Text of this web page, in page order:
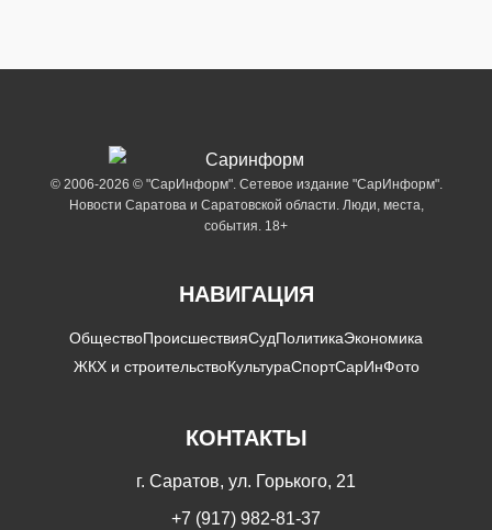
© 2006-2026 © "СарИнформ". Сетевое издание "СарИнформ".
Новости Саратова и Саратовской области. Люди, места,
события. 18+
НАВИГАЦИЯ
ОбществоПроисшествияСудПолитикаЭкономика
ЖКХ и строительствоКультураСпортСарИнФото
КОНТАКТЫ
г. Саратов, ул. Горького, 21
+7 (917) 982-81-37